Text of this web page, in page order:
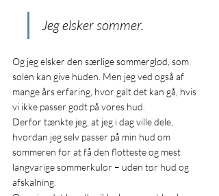
Jeg elsker sommer.
Og jeg elsker den særlige sommerglød, som
solen kan give huden. Men jeg ved også af
mange års erfaring, hvor galt det kan gå, hvis
vi ikke passer godt på vores hud.
Derfor tænkte jeg, at jeg i dag ville dele,
hvordan jeg selv passer på min hud om
sommeren for at få den flotteste og mest
langvarige sommerkulør – uden tør hud og
afskalning.